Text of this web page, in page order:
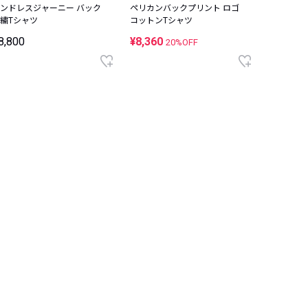
ドレスジャーニー バック
Tシャツ
ペリカンバックプリント ロゴ
コットンTシャツ
¥8,360 20%OFF